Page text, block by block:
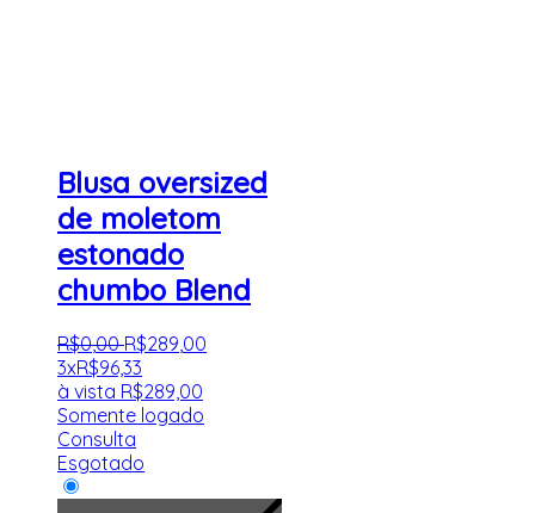
Blusa oversized
de moletom
estonado
chumbo Blend
R$0,00 R$289,00
3xR$96,33
à vista R$289,00
Somente logado
Consulta
Esgotado